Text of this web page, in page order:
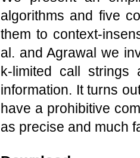
algorithms and five
them to context-
al. and Agrawal we
k-limited call strings
information. It turns
have a prohibitive
as precise and much